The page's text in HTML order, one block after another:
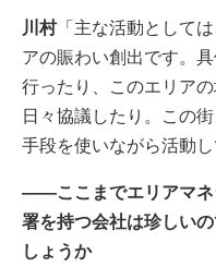
川村「主な活動として
アの賑わい創出です。
行ったり、このエリア
日々協議したり。この
手段を使いながら活動し
――ここまでエリアマネ
署を持つ会社は珍しい
しょうか